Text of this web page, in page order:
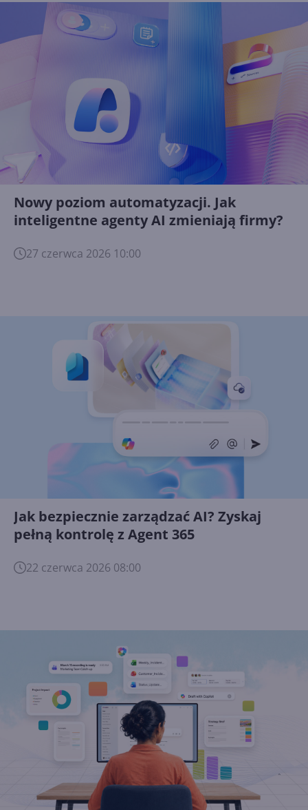
Nowy poziom automatyzacji. Jak
inteligentne agenty AI zmieniają firmy?
27 czerwca 2026 10:00
Jak bezpiecznie zarządzać AI? Zyskaj
pełną kontrolę z Agent 365
22 czerwca 2026 08:00